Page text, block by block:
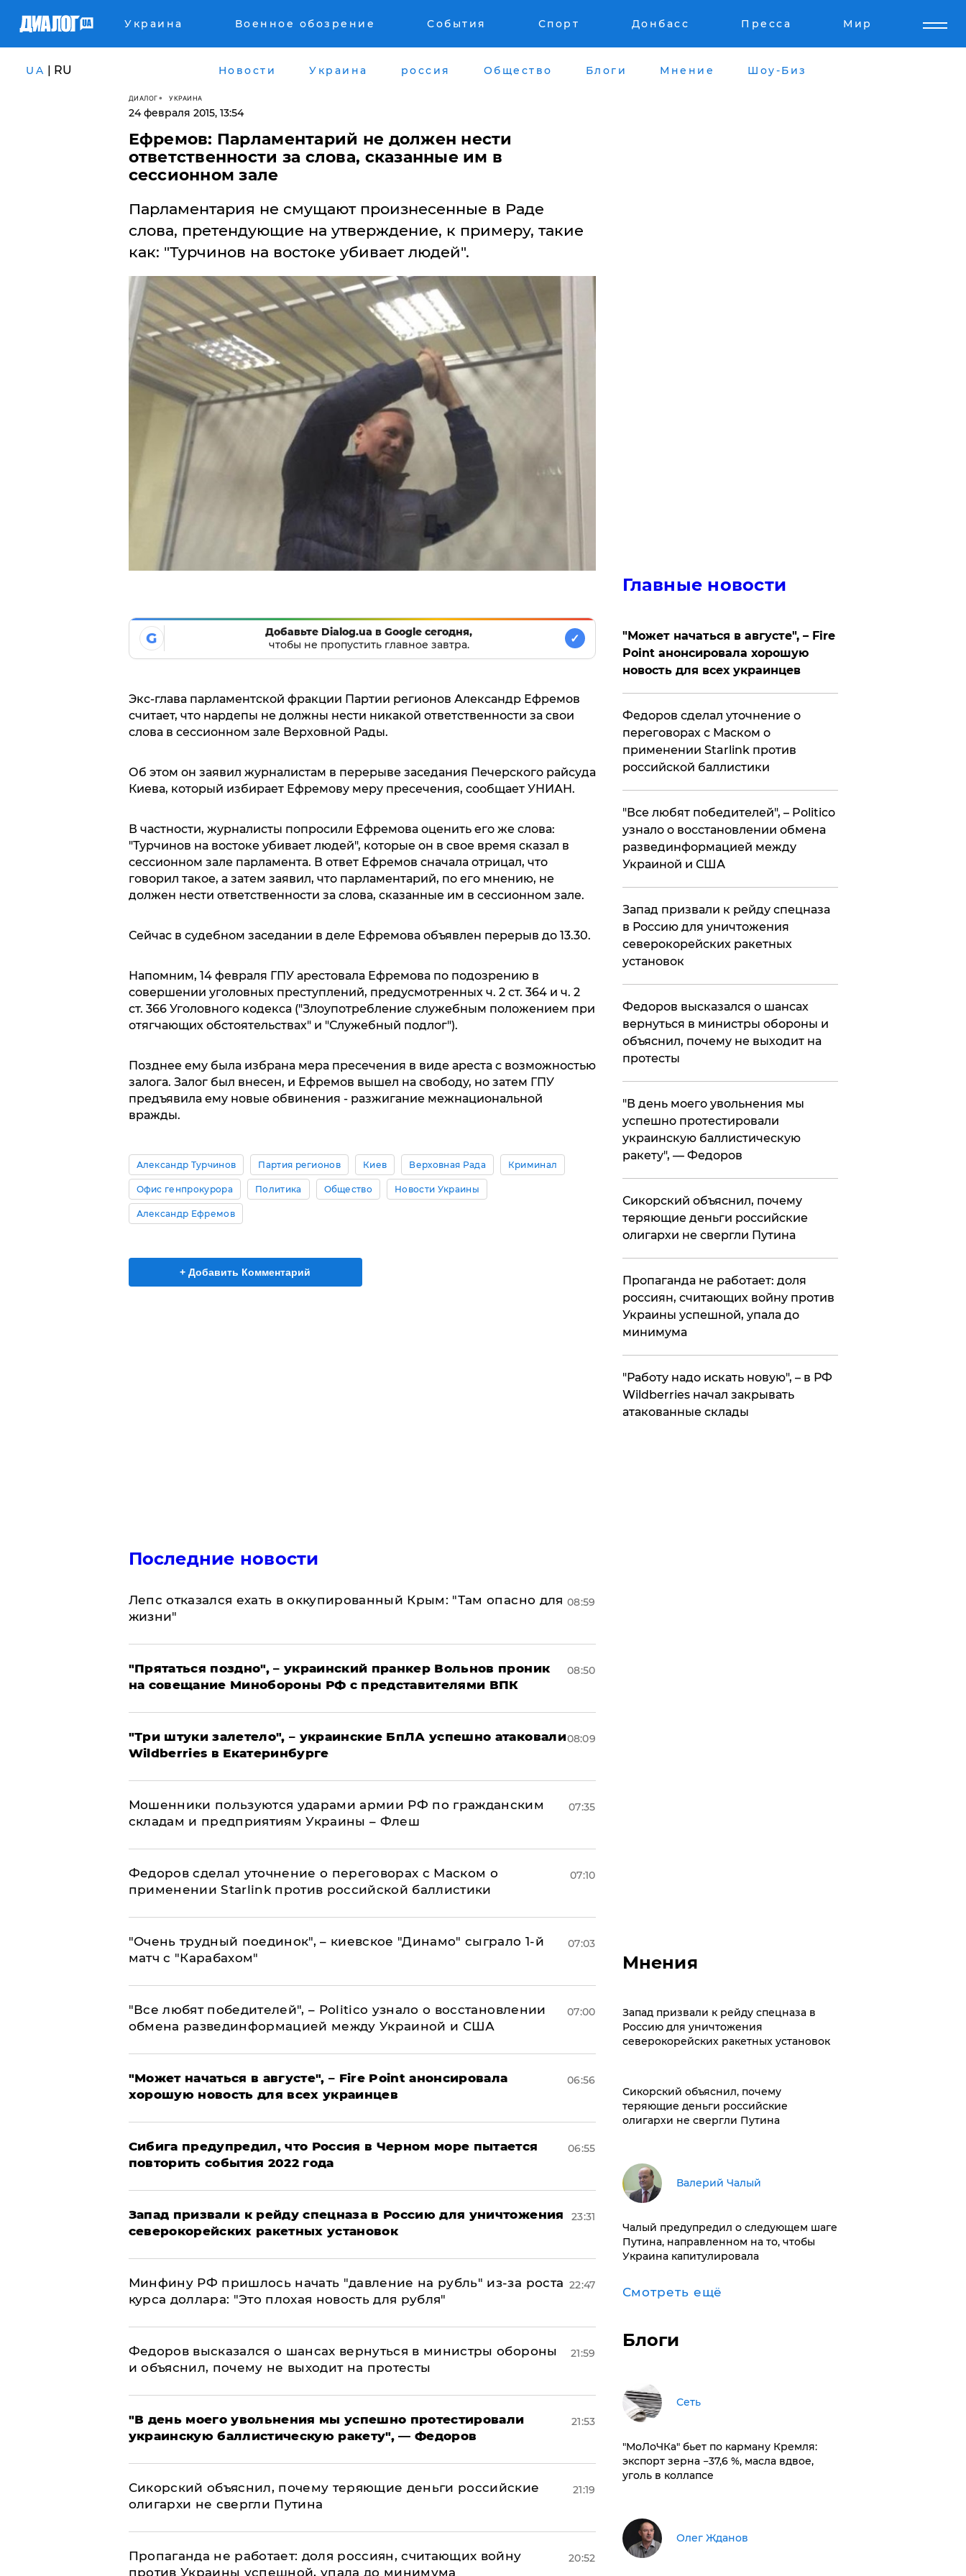
Украина Военное обозрение События Спорт Донбасс Пресса Мир
UA | RU Новости Украина россия Общество Блоги Мнение Шоу-Биз
ДИАЛОГ УКРАИНА
24 февраля 2015, 13:54
Ефремов: Парламентарий не должен нести
ответственности за слова, сказанные им в
сессионном зале
Парламентария не смущают произнесенные в Раде
слова, претендующие на утверждение, к примеру, такие
как: "Турчинов на востоке убивает людей".
G
Добавьте Dialog.ua в Google сегодня,
чтобы не пропустить главное завтра.
✓
Экс-глава парламентской фракции Партии регионов Александр Ефремов
считает, что нардепы не должны нести никакой ответственности за свои
слова в сессионном зале Верховной Рады.
Об этом он заявил журналистам в перерыве заседания Печерского райсуда
Киева, который избирает Ефремову меру пресечения, сообщает УНИАН.
В частности, журналисты попросили Ефремова оценить его же слова:
"Турчинов на востоке убивает людей", которые он в свое время сказал в
сессионном зале парламента. В ответ Ефремов сначала отрицал, что
говорил такое, а затем заявил, что парламентарий, по его мнению, не
должен нести ответственности за слова, сказанные им в сессионном зале.
Сейчас в судебном заседании в деле Ефремова объявлен перерыв до 13.30.
Напомним, 14 февраля ГПУ арестовала Ефремова по подозрению в
совершении уголовных преступлений, предусмотренных ч. 2 ст. 364 и ч. 2
ст. 366 Уголовного кодекса ("Злоупотребление служебным положением при
отягчающих обстоятельствах" и "Служебный подлог").
Позднее ему была избрана мера пресечения в виде ареста с возможностью
залога. Залог был внесен, и Ефремов вышел на свободу, но затем ГПУ
предъявила ему новые обвинения - разжигание межнациональной
вражды.
Александр Турчинов Партия регионов Киев Верховная Рада Криминал
Офис генпрокурора Политика Общество Новости Украины
Александр Ефремов
+ Добавить Комментарий
Последние новости
Лепс отказался ехать в оккупированный Крым: "Там опасно для
жизни"
08:59
"Прятаться поздно", – украинский пранкер Вольнов проник
на совещание Минобороны РФ с представителями ВПК
08:50
"Три штуки залетело", – украинские БпЛА успешно атаковали
Wildberries в Екатеринбурге
08:09
Мошенники пользуются ударами армии РФ по гражданским
складам и предприятиям Украины – Флеш
07:35
Федоров сделал уточнение о переговорах с Маском о
применении Starlink против российской баллистики
07:10
"Очень трудный поединок", – киевское "Динамо" сыграло 1-й
матч с "Карабахом"
07:03
​"Все любят победителей", – Politico узнало о восстановлении
обмена развединформацией между Украиной и США
07:00
"Может начаться в августе", – Fire Point анонсировала
хорошую новость для всех украинцев
06:56
Сибига предупредил, что Россия в Черном море пытается
повторить события 2022 года
06:55
Запад призвали к рейду спецназа в Россию для уничтожения
северокорейских ракетных установок
23:31
Минфину РФ пришлось начать "давление на рубль" из-за роста
курса доллара: "Это плохая новость для рубля"
22:47
Федоров высказался о шансах вернуться в министры обороны
и объяснил, почему не выходит на протесты
21:59
​"В день моего увольнения мы успешно протестировали
украинскую баллистическую ракету", — Федоров
21:53
Сикорский объяснил, почему теряющие деньги российские
олигархи не свергли Путина
21:19
​Пропаганда не работает: доля россиян, считающих войну
против Украины успешной, упала до минимума
20:52
Главные новости
"Может начаться в августе", – Fire
Point анонсировала хорошую
новость для всех украинцев
Федоров сделал уточнение о
переговорах с Маском о
применении Starlink против
российской баллистики
​"Все любят победителей", – Politico
узнало о восстановлении обмена
развединформацией между
Украиной и США
Запад призвали к рейду спецназа
в Россию для уничтожения
северокорейских ракетных
установок
Федоров высказался о шансах
вернуться в министры обороны и
объяснил, почему не выходит на
протесты
​"В день моего увольнения мы
успешно протестировали
украинскую баллистическую
ракету", — Федоров
Сикорский объяснил, почему
теряющие деньги российские
олигархи не свергли Путина
​Пропаганда не работает: доля
россиян, считающих войну против
Украины успешной, упала до
минимума
"Работу надо искать новую", – в РФ
Wildberries начал закрывать
атакованные склады
Мнения
Запад призвали к рейду спецназа в
Россию для уничтожения
северокорейских ракетных установок
Сикорский объяснил, почему
теряющие деньги российские
олигархи не свергли Путина
Валерий Чалый
Чалый предупредил о следующем шаге
Путина, направленном на то, чтобы
Украина капитулировала
Смотреть ещё
Блоги
Сеть
​"МоЛоЧКа" бьет по карману Кремля:
экспорт зерна −37,6 %, масла вдвое,
уголь в коллапсе
Олег Жданов